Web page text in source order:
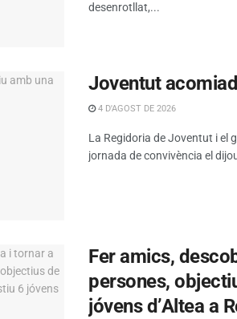
desenrotllat,...
Joventut
4 D'AGOST DE 2026
La Regidoria de Joventut i el
jornada de convivència el
Fer amics,
persones,
jóvens d’Altea a